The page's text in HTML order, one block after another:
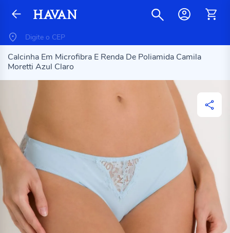
Calcinha Em Microfibra E Renda De Poliamida Camila
Moretti Azul Claro